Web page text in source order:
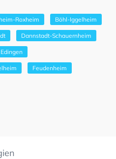
Roxheim Böhl-Iggelheim
Dannstadt-Schauernheim
Edingen
Feudenheim